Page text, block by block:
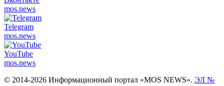
mos.news
Telegram
mos.news
YouTube
mos.news
© 2014-2026 Информационный портал «MOS NEWS». ЭЛ №